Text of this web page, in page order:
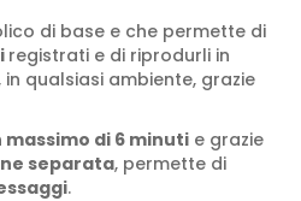
di base e che permette di
registrati e di riprodurli in
qualsiasi ambiente, grazie
massimo di 6 minuti e grazie
separata, permette di
.